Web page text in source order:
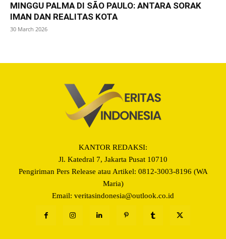
MINGGU PALMA DI SÃO PAULO: ANTARA SORAK
IMAN DAN REALITAS KOTA
30 March 2026
KANTOR REDAKSI:
Jl. Katedral 7, Jakarta Pusat 10710
Pengiriman Pers Release atau Artikel: 0812-3003-8196 (WA
Maria)
Email: veritasindonesia@outlook.co.id